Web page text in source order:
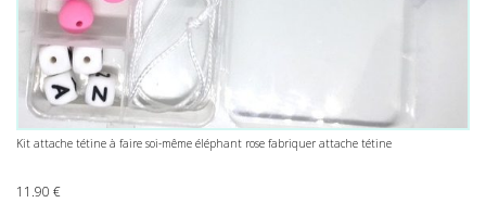
Kit attache tétine à faire soi-même éléphant rose fabriquer attache tétine
11.90 €